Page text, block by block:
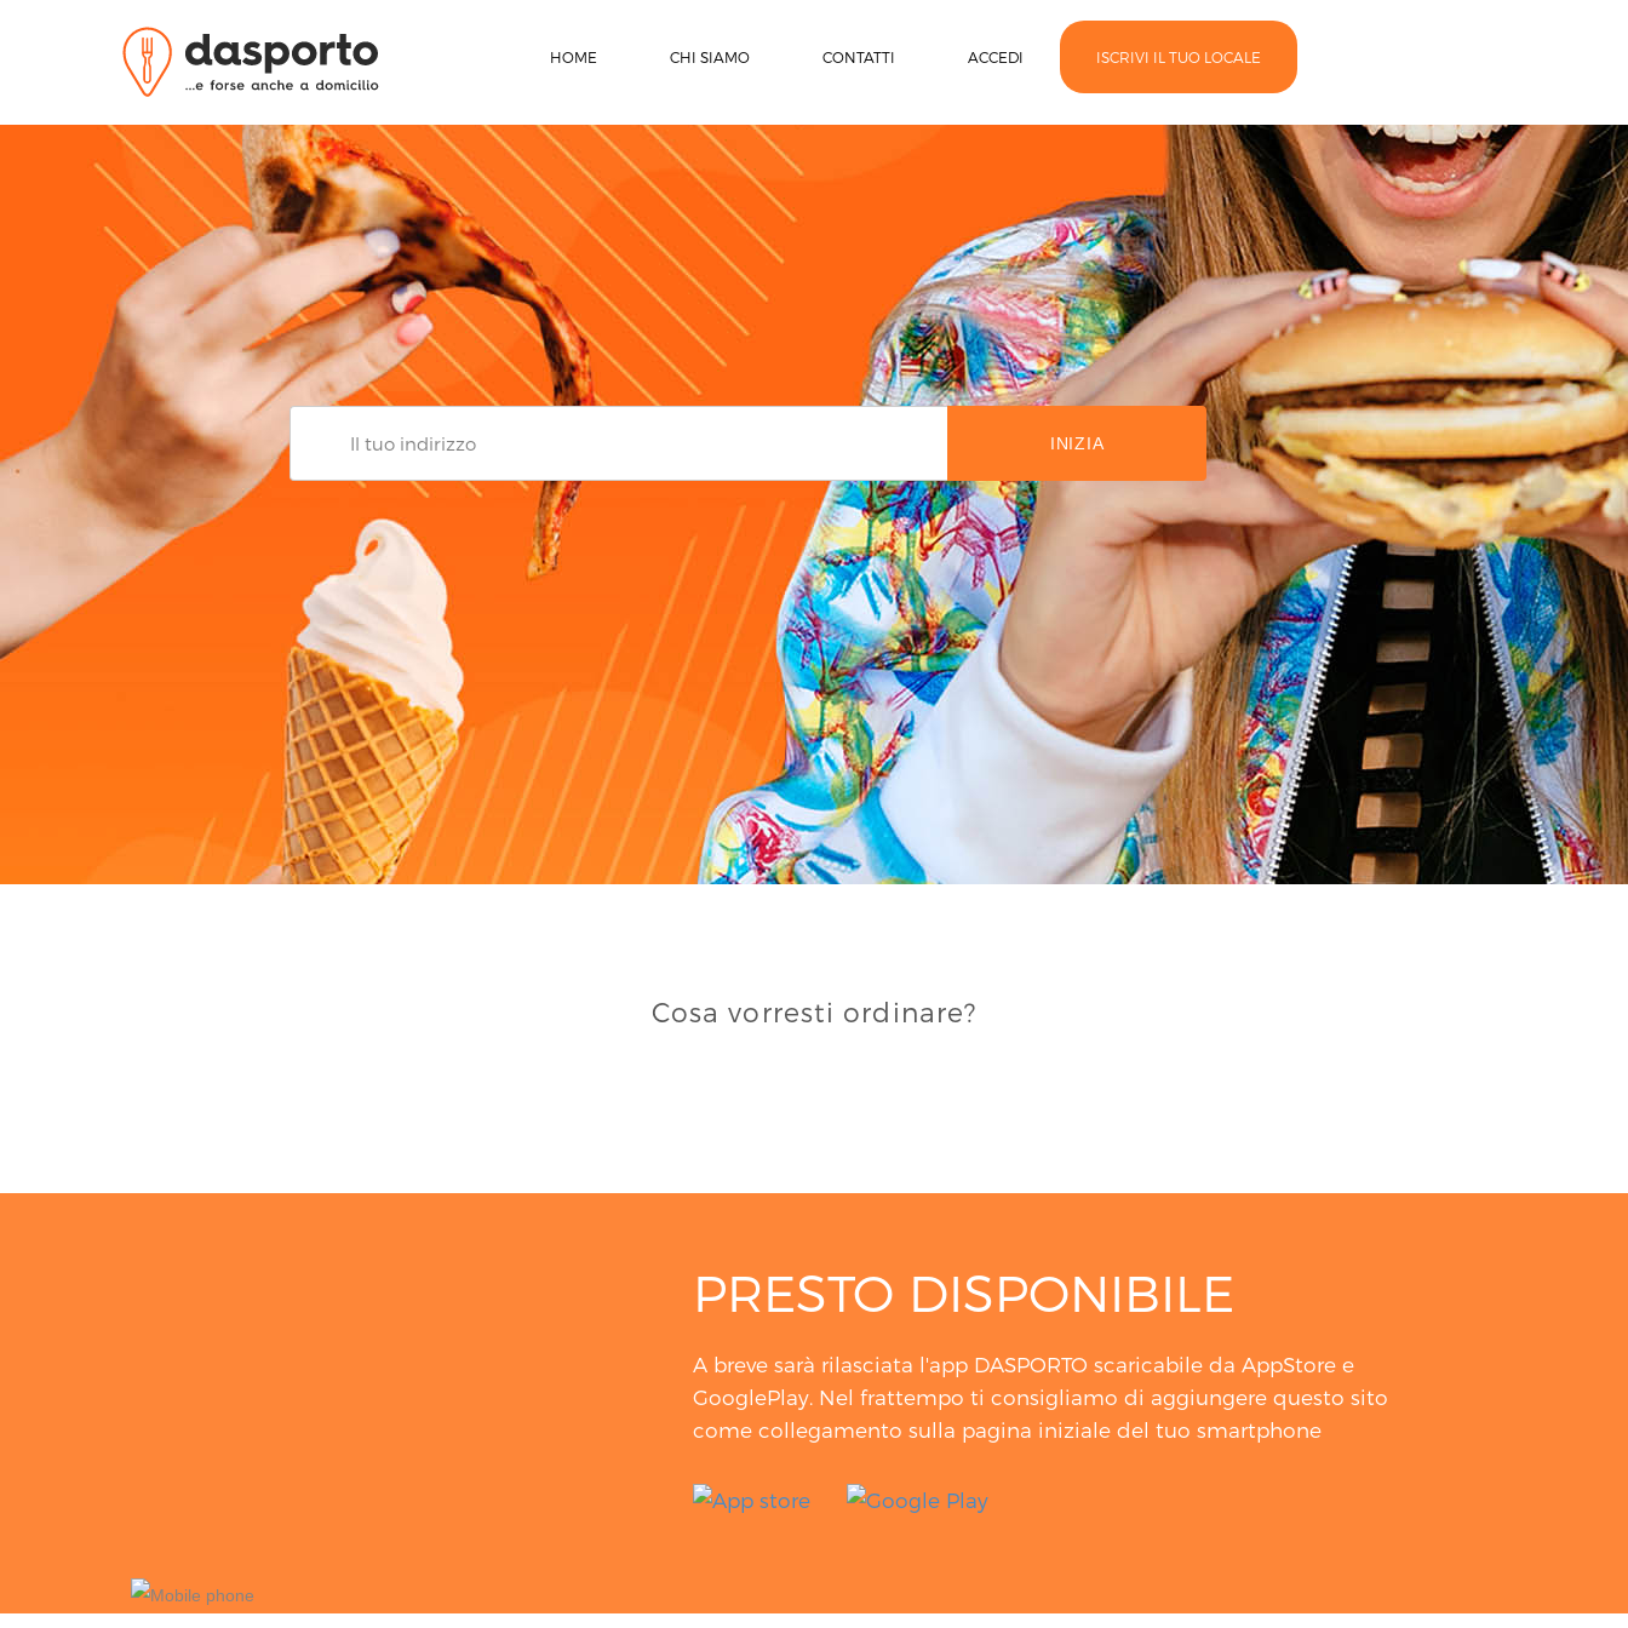
HOME CHI SIAMO CONTATTI ACCEDI ISCRIVI IL TUO LOCALE
INIZIA
Cosa vorresti ordinare?
PRESTO DISPONIBILE
A breve sarà rilasciata l'app DASPORTO scaricabile da AppStore e
GooglePlay. Nel frattempo ti consigliamo di aggiungere questo sito
come collegamento sulla pagina iniziale del tuo smartphone